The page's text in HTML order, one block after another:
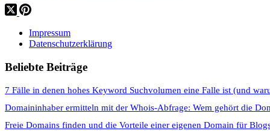
Impressum
Datenschutzerklärung
Beliebte Beiträge
7 Fälle in denen hohes Keyword Suchvolumen eine Falle ist (und
Domaininhaber ermitteln mit der Whois-Abfrage: Wem gehört die
Freie Domains finden und die Vorteile einer eigenen Domain für